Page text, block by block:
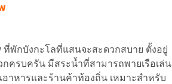
ที่พักบังกะโลที่แสนจะสะดวกสบาย ตั้งอยู่
ครบครัน มีสระน้ำที่สามารถพายเรือเล่น
าหารและร้านค้าท้องถิ่น เหมาะสำหรับ